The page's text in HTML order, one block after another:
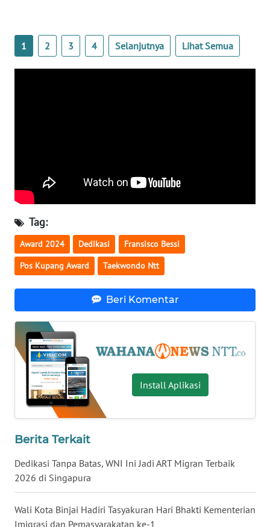
1 2 3 4 Selanjutnya Lihat Semua
Tag:
Award 2024 Dedikasi Fransisco Bessi
Pos Kupang Award Taekwondo Ntt
Beri Komentar
Install Aplikasi
Berita Terkait
Dedikasi Tanpa Batas, WNI Ini Jadi ART Migran Terbaik
2026 di Singapura
Wali Kota Binjai Hadiri Tasyakuran Hari Bhakti Kementerian
Imigrasi dan Pemasyarakatan ke-1
RIAU
WN
WN
NTB
WN
SULTENG
WN
BABEL
WN
SUMBAR
SUMSEL
BENGKULU
WN